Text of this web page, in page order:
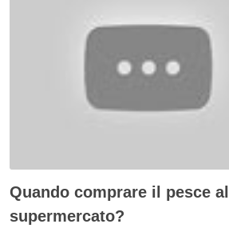
Quando comprare il pesce al
supermercato?